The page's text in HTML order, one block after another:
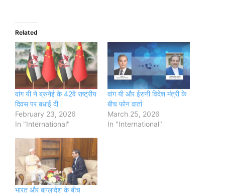
Related
वांग यी ने ब्रुनेई के 42वें राष्ट्रीय
दिवस पर बधाई दी
February 23, 2026
In "International"
वांग यी और ईरानी विदेश मंत्री के
बीच फोन वार्ता
March 25, 2026
In "International"
भारत और बांग्लादेश के बीच